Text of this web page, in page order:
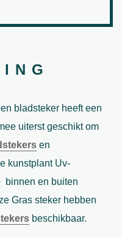
bladsteker heeft een
uiterst geschikt om
en
kunstplant Uv-
binnen en buiten
Gras steker hebben
beschikbaar.